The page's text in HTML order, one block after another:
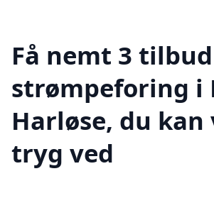
Få nemt 3
strømpeforing i
Harløse, du
tryg ved